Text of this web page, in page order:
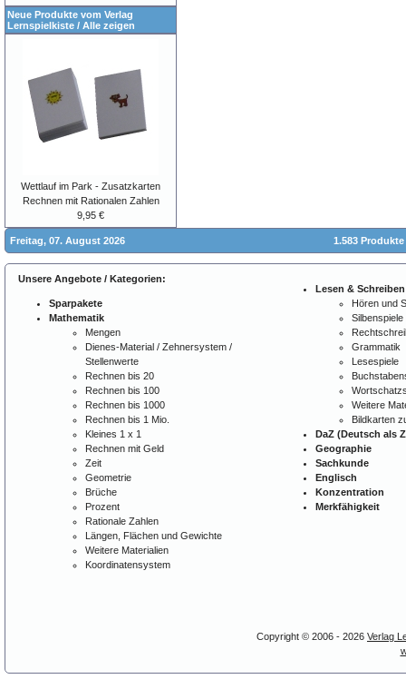
Neue Produkte vom Verlag
Lernspielkiste / Alle zeigen
Wettlauf im Park - Zusatzkarten
Rechnen mit Rationalen Zahlen
9,95 €
Freitag, 07. August 2026 1.583
Unsere Angebote / Kategorien:
Sparpakete
Mathematik
Mengen
Dienes-Material / Zehnersystem /
Stellenwerte
Rechnen bis 20
Rechnen bis 100
Rechnen bis 1000
Rechnen bis 1 Mio.
Kleines 1 x 1
Rechnen mit Geld
Zeit
Geometrie
Brüche
Prozent
Rationale Zahlen
Längen, Flächen und Gewichte
Weitere Materialien
Koordinatensystem
Lesen & Schreiben
Hören und
Silbenspiele
Grammatik
Lesespiele
Weitere
Bildkarten
DaZ (Deutsch als
Geographie
Sachkunde
Englisch
Konzentration
Merkfähigkeit
Copyright © 2006 - 2026 Verlag